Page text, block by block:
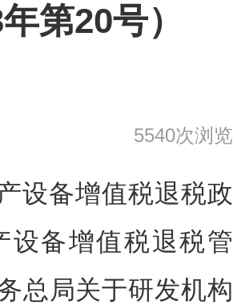
第20号）
5540次浏览
设备增值税退税政
设备增值税退税管
总局关于研发机构